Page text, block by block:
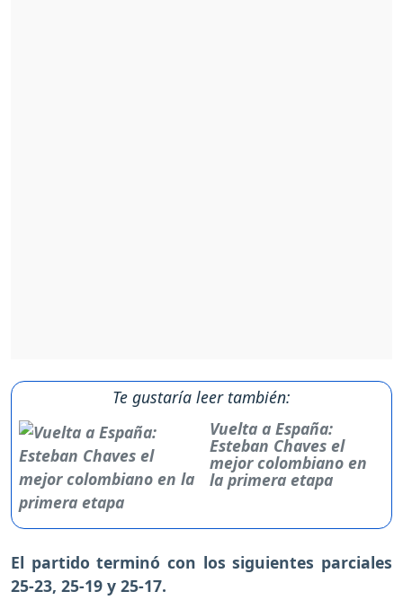
Te gustaría leer también:
Vuelta a España:
Esteban Chaves el
mejor colombiano en
la primera etapa
El partido terminó con los siguientes parciales
25-23, 25-19 y 25-17.